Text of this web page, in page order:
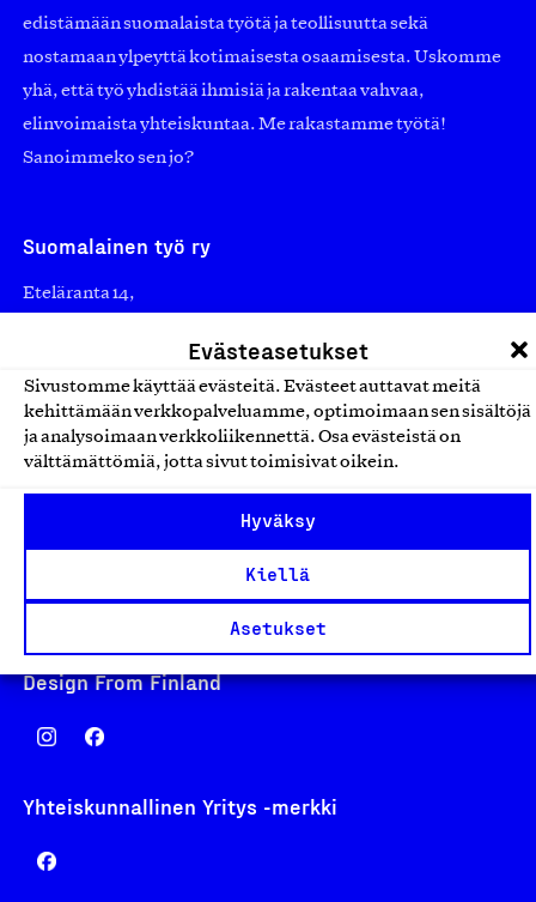
Evästeasetukset
Sivustomme käyttää evästeitä. Evästeet auttavat meitä
kehittämään verkkopalveluamme, optimoimaan sen sisältöjä
ja analysoimaan verkkoliikennettä. Osa evästeistä on
välttämättömiä, jotta sivut toimisivat oikein.
Hyväksy
Kiellä
Asetukset
edistämään suomalaista työtä ja teollisuutta sekä
nostamaan ylpeyttä kotimaisesta osaamisesta. Uskomme
yhä, että työ yhdistää ihmisiä ja rakentaa vahvaa,
elinvoimaista yhteiskuntaa. Me rakastamme työtä!
Sanoimmeko sen jo?
Suomalainen työ ry
Eteläranta 14,
asiakaspalvelu@suomalainentyo.fi
laskutus@suomalainentyo.fi
Avainlippu
Design From Finland
Yhteiskunnallinen Yritys -merkki